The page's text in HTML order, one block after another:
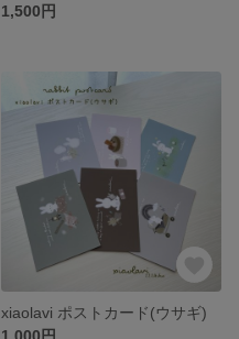
1,500円
xiaolavi ポストカード(ウサギ)
1,000円